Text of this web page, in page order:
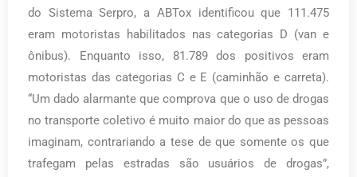
do Sistema Serpro, a ABTox identificou que 111.475
eram motoristas habilitados nas categorias D (van e
ônibus). Enquanto isso, 81.789 dos positivos eram
motoristas das categorias C e E (caminhão e carreta).
“Um dado alarmante que comprova que o uso de drogas
no transporte coletivo é muito maior do que as pessoas
imaginam, contrariando a tese de que somente os que
trafegam pelas estradas são usuários de drogas”,